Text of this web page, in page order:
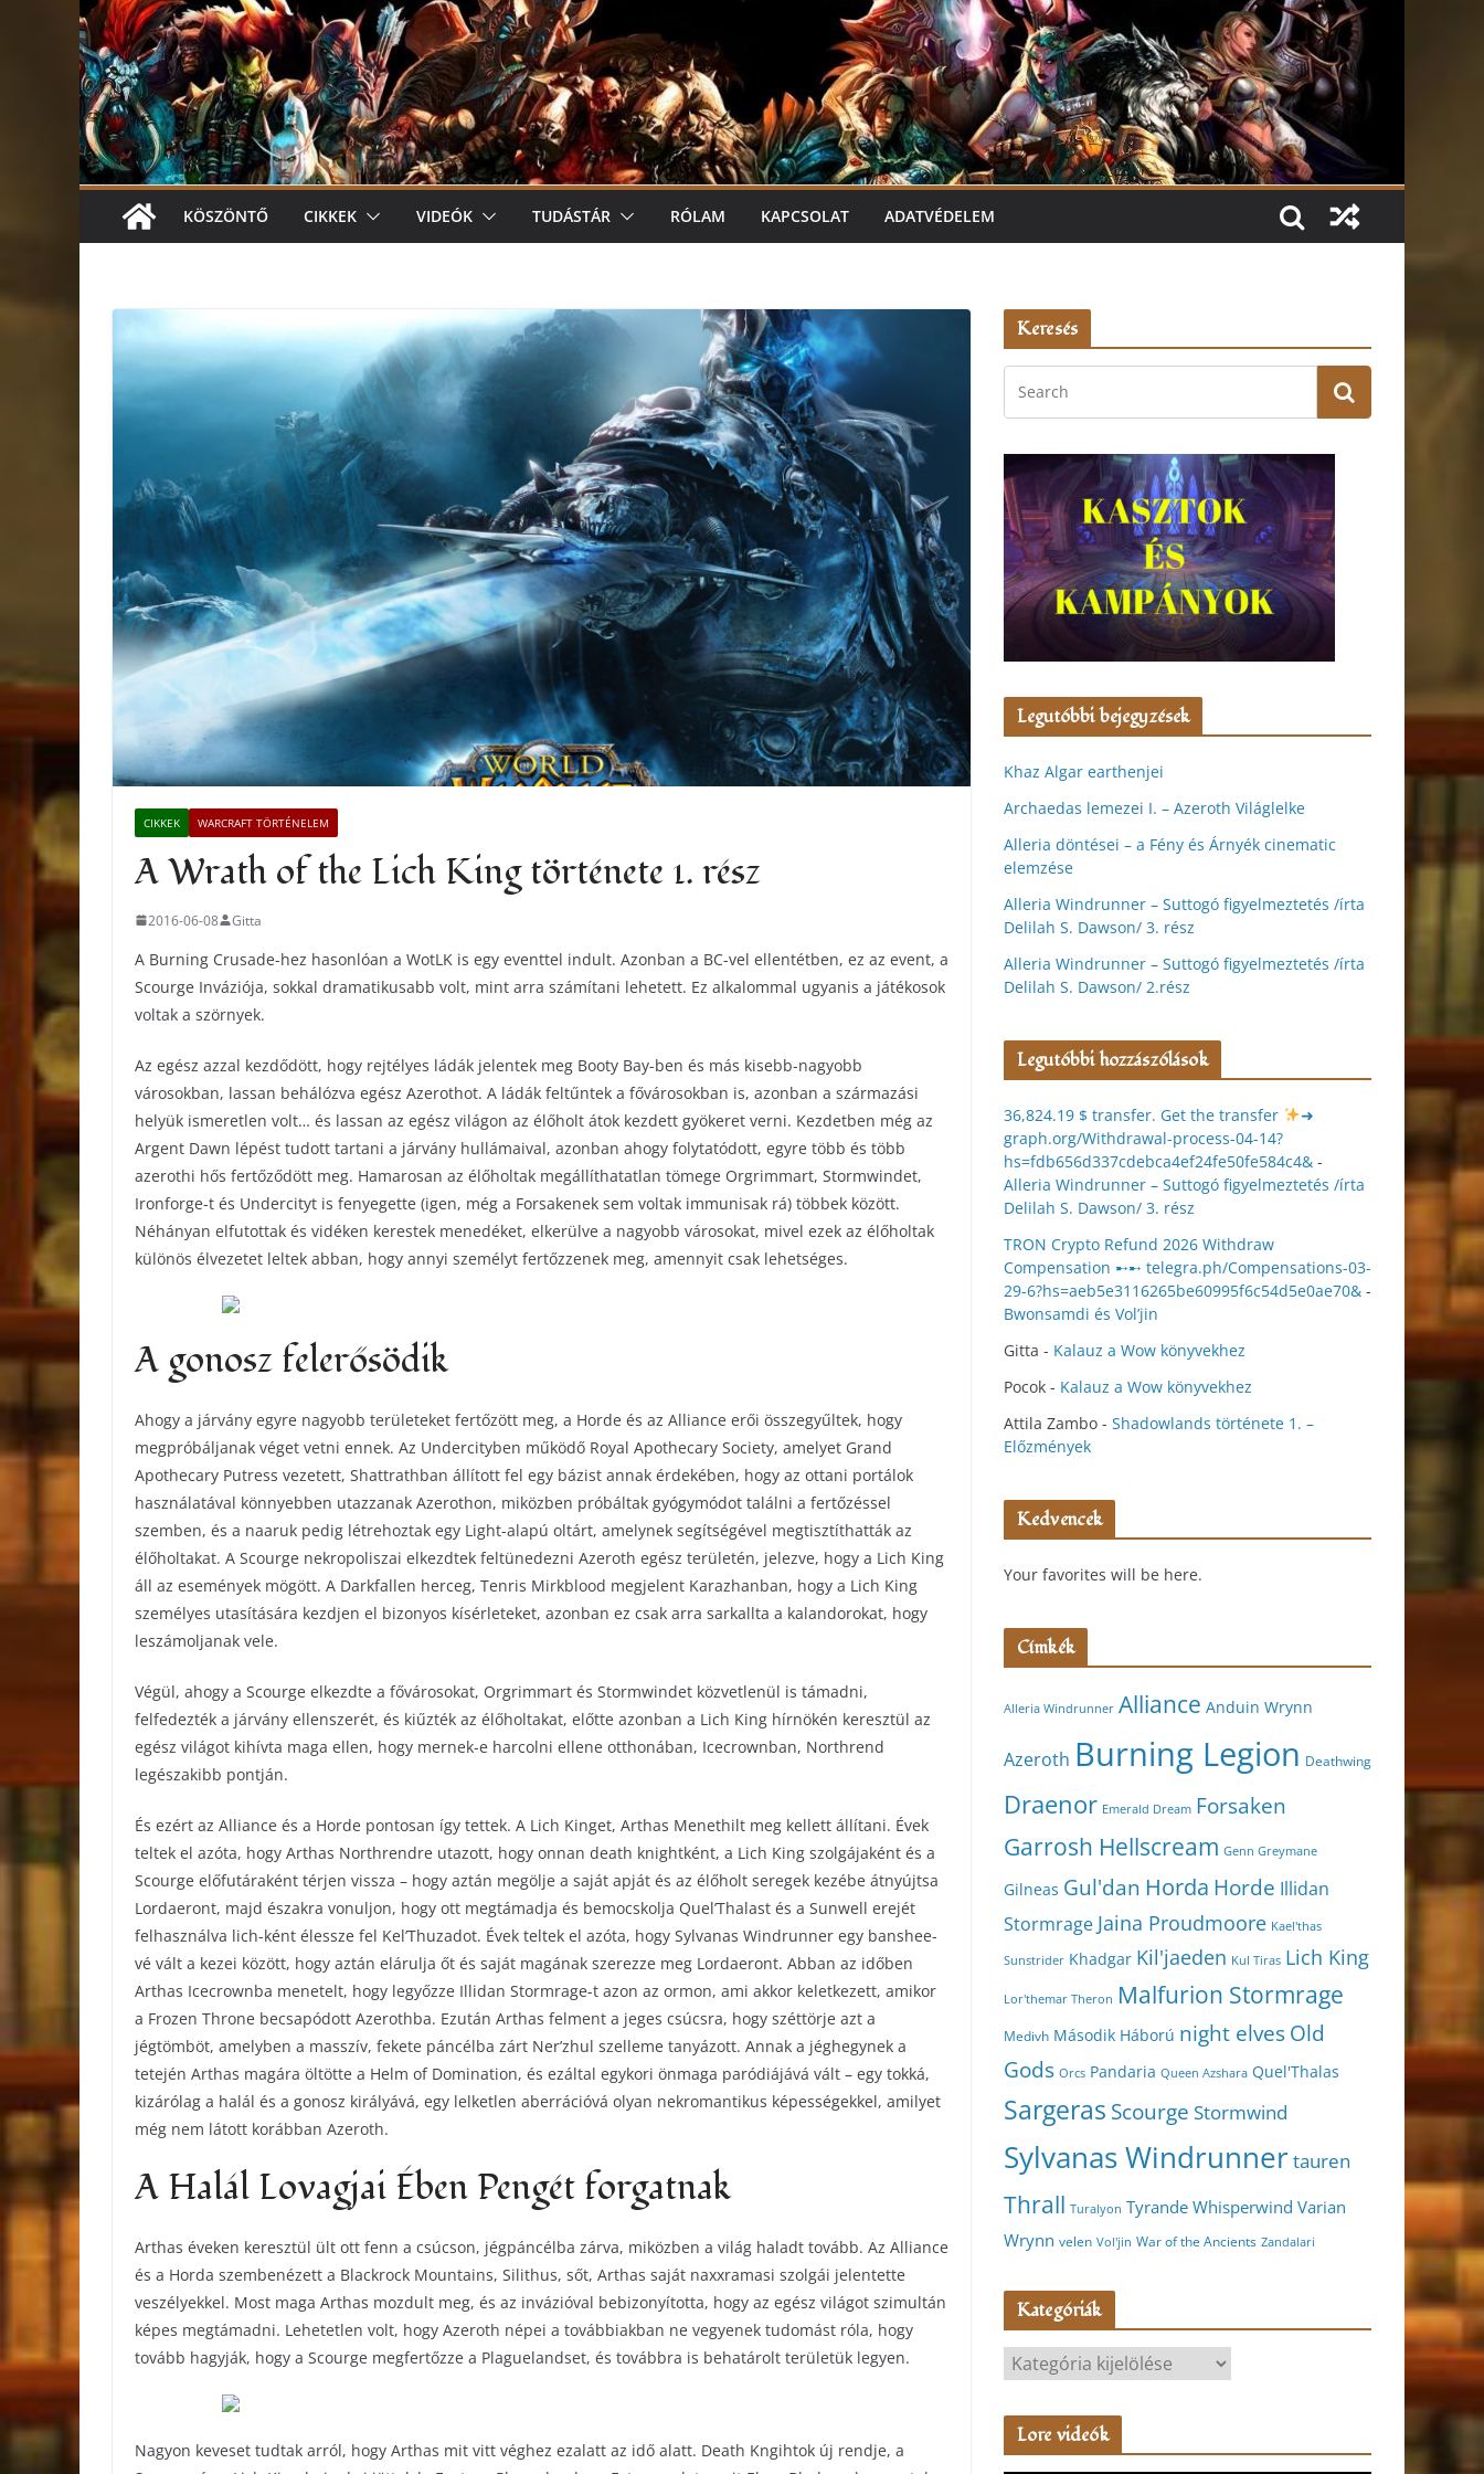
KÖSZÖNTŐ CIKKEK VIDEÓK TUDÁSTÁR RÓLAM KAPCSOLAT ADATVÉDELEM
CIKKEK WARCRAFT TÖRTÉNELEM
A Wrath of the Lich King története 1. rész
2016-06-08 Gitta
A Burning Crusade-hez hasonlóan a WotLK is egy eventtel indult. Azonban a BC-vel ellentétben, ez az event, a
Scourge Inváziója, sokkal dramatikusabb volt, mint arra számítani lehetett. Ez alkalommal ugyanis a játékosok
voltak a szörnyek.
Az egész azzal kezdődött, hogy rejtélyes ládák jelentek meg Booty Bay-ben és más kisebb-nagyobb
városokban, lassan behálózva egész Azerothot. A ládák feltűntek a fővárosokban is, azonban a származási
helyük ismeretlen volt… és lassan az egész világon az élőholt átok kezdett gyökeret verni. Kezdetben még az
Argent Dawn lépést tudott tartani a járvány hullámaival, azonban ahogy folytatódott, egyre több és több
azerothi hős fertőződött meg. Hamarosan az élőholtak megállíthatatlan tömege Orgrimmart, Stormwindet,
Ironforge-t és Undercityt is fenyegette (igen, még a Forsakenek sem voltak immunisak rá) többek között.
Néhányan elfutottak és vidéken kerestek menedéket, elkerülve a nagyobb városokat, mivel ezek az élőholtak
különös élvezetet leltek abban, hogy annyi személyt fertőzzenek meg, amennyit csak lehetséges.
A gonosz felerősödik
Ahogy a járvány egyre nagyobb területeket fertőzött meg, a Horde és az Alliance erői összegyűltek, hogy
megpróbáljanak véget vetni ennek. Az Undercityben működő Royal Apothecary Society, amelyet Grand
Apothecary Putress vezetett, Shattrathban állított fel egy bázist annak érdekében, hogy az ottani portálok
használatával könnyebben utazzanak Azerothon, miközben próbáltak gyógymódot találni a fertőzéssel
szemben, és a naaruk pedig létrehoztak egy Light-alapú oltárt, amelynek segítségével megtisztíthatták az
élőholtakat. A Scourge nekropoliszai elkezdtek feltünedezni Azeroth egész területén, jelezve, hogy a Lich King
áll az események mögött. A Darkfallen herceg, Tenris Mirkblood megjelent Karazhanban, hogy a Lich King
személyes utasítására kezdjen el bizonyos kísérleteket, azonban ez csak arra sarkallta a kalandorokat, hogy
leszámoljanak vele.
Végül, ahogy a Scourge elkezdte a fővárosokat, Orgrimmart és Stormwindet közvetlenül is támadni,
felfedezték a járvány ellenszerét, és kiűzték az élőholtakat, előtte azonban a Lich King hírnökén keresztül az
egész világot kihívta maga ellen, hogy mernek-e harcolni ellene otthonában, Icecrownban, Northrend
legészakibb pontján.
És ezért az Alliance és a Horde pontosan így tettek. A Lich Kinget, Arthas Menethilt meg kellett állítani. Évek
teltek el azóta, hogy Arthas Northrendre utazott, hogy onnan death knightként, a Lich King szolgájaként és a
Scourge előfutáraként térjen vissza – hogy aztán megölje a saját apját és az élőholt seregek kezébe átnyújtsa
Lordaeront, majd északra vonuljon, hogy ott megtámadja és bemocskolja Quel’Thalast és a Sunwell erejét
felhasználva lich-ként élessze fel Kel’Thuzadot. Évek teltek el azóta, hogy Sylvanas Windrunner egy banshee-
vé vált a kezei között, hogy aztán elárulja őt és saját magának szerezze meg Lordaeront. Abban az időben
Arthas Icecrownba menetelt, hogy legyőzze Illidan Stormrage-t azon az ormon, ami akkor keletkezett, amikor
a Frozen Throne becsapódott Azerothba. Ezután Arthas felment a jeges csúcsra, hogy széttörje azt a
jégtömböt, amelyben a masszív, fekete páncélba zárt Ner’zhul szelleme tanyázott. Annak a jéghegynek a
tetején Arthas magára öltötte a Helm of Domination, és ezáltal egykori önmaga paródiájává vált – egy tokká,
kizárólag a halál és a gonosz királyává, egy lelketlen aberrációvá olyan nekromantikus képességekkel, amilyet
még nem látott korábban Azeroth.
A Halál Lovagjai Ében Pengét forgatnak
Arthas éveken keresztül ült ott fenn a csúcson, jégpáncélba zárva, miközben a világ haladt tovább. Az Alliance
és a Horda szembenézett a Blackrock Mountains, Silithus, sőt, Arthas saját naxxramasi szolgái jelentette
veszélyekkel. Most maga Arthas mozdult meg, és az invázióval bebizonyította, hogy az egész világot szimultán
képes megtámadni. Lehetetlen volt, hogy Azeroth népei a továbbiakban ne vegyenek tudomást róla, hogy
tovább hagyják, hogy a Scourge megfertőzze a Plaguelandset, és továbbra is behatárolt területük legyen.
Nagyon keveset tudtak arról, hogy Arthas mit vitt véghez ezalatt az idő alatt. Death Kngihtok új rendje, a
Keresés
Legutóbbi bejegyzések
Khaz Algar earthenjei
Archaedas lemezei I. – Azeroth Világlelke
Alleria döntései – a Fény és Árnyék cinematic
elemzése
Alleria Windrunner – Suttogó figyelmeztetés /írta
Delilah S. Dawson/ 3. rész
Alleria Windrunner – Suttogó figyelmeztetés /írta
Delilah S. Dawson/ 2.rész
Legutóbbi hozzászólások
36,824.19 $ transfer. Get the transfer
➜
graph.org/Withdrawal-process-04-14?
hs=fdb656d337cdebca4ef24fe50fe584c4& -
Alleria Windrunner – Suttogó figyelmeztetés /írta
Delilah S. Dawson/ 3. rész
TRON Crypto Refund 2026 Withdraw
Compensation ➸➸ telegra.ph/Compensations-03-
29-6?hs=aeb5e3116265be60995f6c54d5e0ae70& -
Bwonsamdi és Vol’jin
Gitta - Kalauz a Wow könyvekhez
Pocok - Kalauz a Wow könyvekhez
Attila Zambo - Shadowlands története 1. –
Előzmények
Kedvencek
Your favorites will be here.
Címkék
Alleria Windrunner Alliance Anduin Wrynn
Azeroth Burning Legion Deathwing
Draenor Emerald Dream Forsaken
Garrosh Hellscream Genn Greymane
Gilneas Gul'dan Horda Horde Illidan
Stormrage Jaina Proudmoore Kael'thas
Sunstrider Khadgar Kil'jaeden Kul Tiras Lich King
Lor'themar Theron Malfurion Stormrage
Medivh Második Háború night elvesOld
Gods Orcs Pandaria Queen Azshara Quel'Thalas
Sargeras Scourge Stormwind
Sylvanas Windrunnertauren
Thrall Turalyon Tyrande Whisperwind Varian
Wrynn velen Vol'jin War of the Ancients Zandalari
Kategóriák
a
t
g
Lore videók